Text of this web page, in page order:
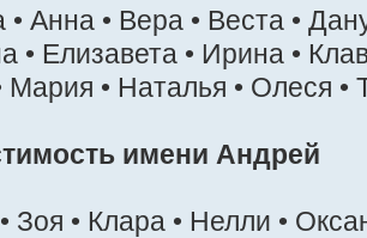
• Анна • Вера • Веста •
• Елизавета • Ирина •
• Наталья • Олеся •
имени Андрей
Зоя • Клара • Нелли •